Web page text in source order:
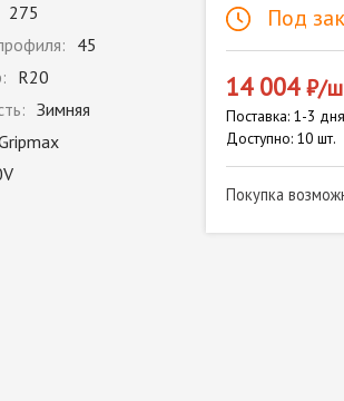
275
45
R20
Зимняя
Под
14 004₽/
Поставка: 1-3 дня
Доступно: 10 шт.
Покупка